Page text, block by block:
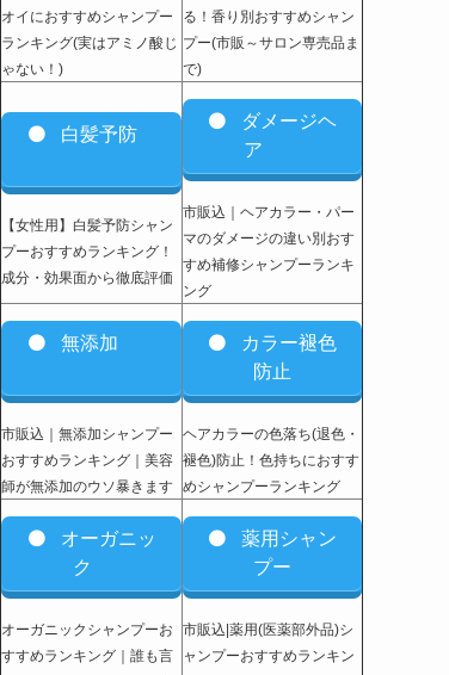
オイにおすすめシャンプー
ランキング(実はアミノ酸じ
ゃない！)
る！香り別おすすめシャン
プー(市販～サロン専売品ま
で)
白髪予防
【女性用】白髪予防シャン
プーおすすめランキング！
成分・効果面から徹底評価
ダメージヘ
ア
市販込｜ヘアカラー・パー
マのダメージの違い別おす
すめ補修シャンプーランキ
ング
無添加
市販込｜無添加シャンプー
おすすめランキング｜美容
師が無添加のウソ暴きます
カラー褪色
防止
ヘアカラーの色落ち(退色・
褪色)防止！色持ちにおすす
めシャンプーランキング
オーガニッ
ク
オーガニックシャンプーお
すすめランキング｜誰も言
薬用シャン
プー
市販込|薬用(医薬部外品)シ
ャンプーおすすめランキン